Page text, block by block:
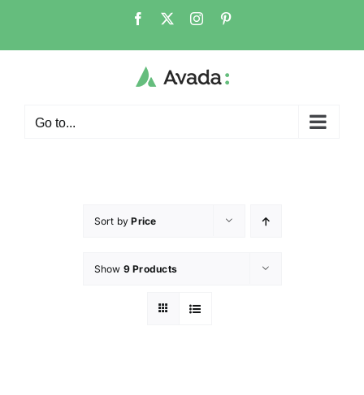
Go to...
Sort byPrice
Show 9 Products